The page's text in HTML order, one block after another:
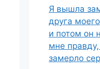
Я вышла
друга
и потом он
мне
замерло